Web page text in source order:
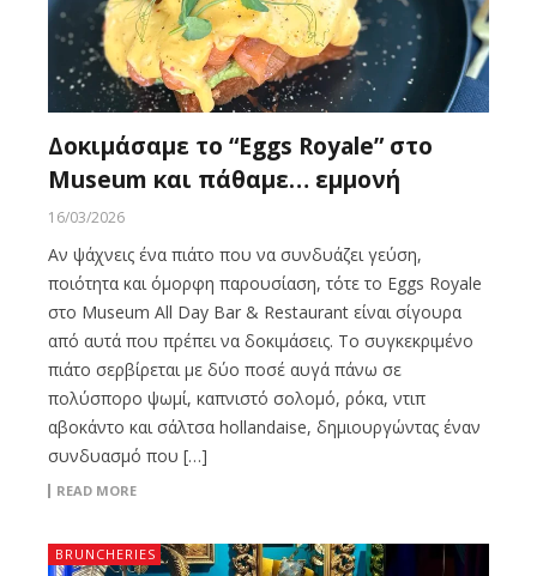
Δοκιμάσαμε το “Eggs Royale” στο
Museum και πάθαμε… εμμονή
16/03/2026
Αν ψάχνεις ένα πιάτο που να συνδυάζει γεύση,
ποιότητα και όμορφη παρουσίαση, τότε το Eggs Royale
στο Museum All Day Bar & Restaurant είναι σίγουρα
από αυτά που πρέπει να δοκιμάσεις. Το συγκεκριμένο
πιάτο σερβίρεται με δύο ποσέ αυγά πάνω σε
πολύσπορο ψωμί, καπνιστό σολομό, ρόκα, ντιπ
αβοκάντο και σάλτσα hollandaise, δημιουργώντας έναν
συνδυασμό που […]
READ MORE
BRUNCHERIES